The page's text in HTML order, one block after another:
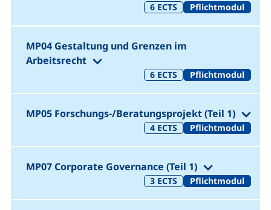
6 ECTS Pflichtmodul
MP04 Gestaltung und Grenzen im
Arbeitsrecht
(1. Semester)
6 ECTS Pflichtmodul
MP05 Forschungs-/Beratungsprojekt (Teil 1) (1.
4 ECTS Pflichtmodul
MP07 Corporate Governance (Teil 1) (1.
3 ECTS Pflichtmodul